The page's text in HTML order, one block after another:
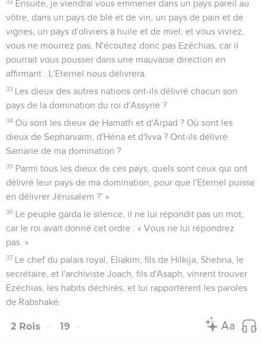
Ensuite, je viendrai vous emmener dans un pays pareil au
vôtre, dans un pays de blé et de vin, un pays de pain et de
vignes, un pays d'oliviers à huile et de miel, et vous vivrez,
vous ne mourrez pas. N'écoutez donc pas Ezéchias, car il
pourrait vous pousser dans une mauvaise direction en
affirmant : L'Eternel nous délivrera.
33 Les dieux des autres nations ont-ils délivré chacun son
pays de la domination du roi d'Assyrie ?
34 Où sont les dieux de Hamath et d'Arpad ? Où sont les
dieux de Sepharvaïm, d'Héna et d'Ivva ? Ont-ils délivré
Samarie de ma domination ?
35 Parmi tous les dieux de ces pays, quels sont ceux qui ont
délivré leur pays de ma domination, pour que l'Eternel puisse
en délivrer Jérusalem ?’ »
36 Le peuple garda le silence, il ne lui répondit pas un mot,
car le roi avait donné cet ordre : « Vous ne lui répondrez
pas. »
37 Le chef du palais royal, Eliakim, fils de Hilkija, Shebna, le
secrétaire, et l'archiviste Joach, fils d'Asaph, vinrent trouver
Ezéchias, les habits déchirés, et lui rapportèrent les paroles
de Rabshaké.
2 Rois 19